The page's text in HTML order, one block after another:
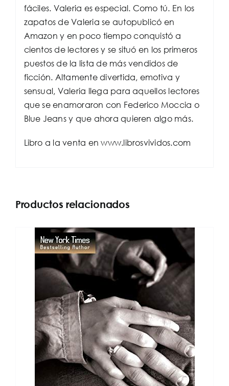
fáciles. Valeria es especial. Como tú. En los
zapatos de Valeria se autopublicó en
Amazon y en poco tiempo conquistó a
cientos de lectores y se situó en los primeros
puestos de la lista de más vendidos de
ficción. Altamente divertida, emotiva y
sensual, Valeria llega para aquellos lectores
que se enamoraron con Federico Moccia o
Blue Jeans y que ahora quieren algo más.
Libro a la venta en www.librosvividos.com
Productos relacionados